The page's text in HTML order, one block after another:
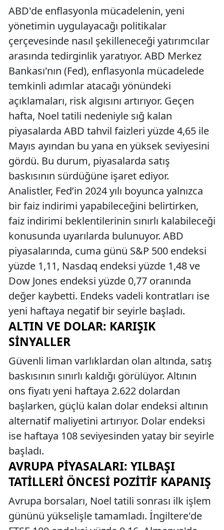
ABD'de enflasyonla mücadelenin, yeni
yönetimin uygulayacağı politikalar
çerçevesinde nasıl şekilleneceği yatırımcılar
arasında tedirginlik yaratıyor. ABD Merkez
Bankası'nın (Fed), enflasyonla mücadelede
temkinli adımlar atacağı yönündeki
açıklamaları, risk algısını artırıyor. Geçen
hafta, Noel tatili nedeniyle sığ kalan
piyasalarda ABD tahvil faizleri yüzde 4,65 ile
Mayıs ayından bu yana en yüksek seviyesini
gördü. Bu durum, piyasalarda satış
baskısının sürdüğüne işaret ediyor.
Analistler, Fed’in 2024 yılı boyunca yalnızca
bir faiz indirimi yapabileceğini belirtirken,
faiz indirimi beklentilerinin sınırlı kalabileceği
konusunda uyarılarda bulunuyor. ABD
piyasalarında, cuma günü S&P 500 endeksi
yüzde 1,11, Nasdaq endeksi yüzde 1,48 ve
Dow Jones endeksi yüzde 0,77 oranında
değer kaybetti. Endeks vadeli kontratları ise
yeni haftaya negatif bir seyirle başladı.
ALTIN VE DOLAR: KARIŞIK
SINYALLER
Güvenli liman varlıklardan olan altında, satış
baskısının sınırlı kaldığı görülüyor. Altının
ons fiyatı yeni haftaya 2.622 dolardan
başlarken, güçlü kalan dolar endeksi altının
alternatif maliyetini artırıyor. Dolar endeksi
ise haftaya 108 seviyesinden yatay bir seyirle
başladı.
AVRUPA PIYASALARI: YILBAŞI
TATILLERI ÖNCESI POZITIF KAPANIŞ
Avrupa borsaları, Noel tatili sonrası ilk işlem
gününü yükselişle tamamladı. İngiltere'de